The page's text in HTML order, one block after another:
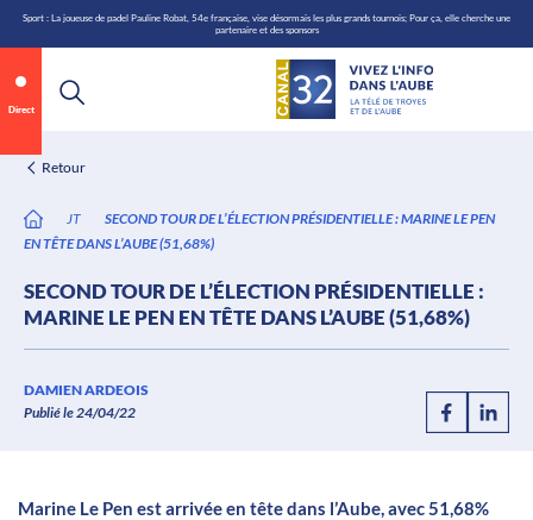
Aller
au
contenu
Sport : La joueuse de padel Pauline Robat, 54e française, vise désormais les plus grands tournois; Pour ça, elle cherche une
partenaire et des sponsors
Direct
Retour
JT
SECOND TOUR DE L’ÉLECTION PRÉSIDENTIELLE : MARINE LE PEN
EN TÊTE DANS L’AUBE (51,68%)
SECOND TOUR DE L’ÉLECTION PRÉSIDENTIELLE :
MARINE LE PEN EN TÊTE DANS L’AUBE (51,68%)
DAMIEN ARDEOIS
Publié le 24/04/22
0:06 / 0:12
Marine Le Pen est arrivée en tête dans l’Aube, avec 51,68%